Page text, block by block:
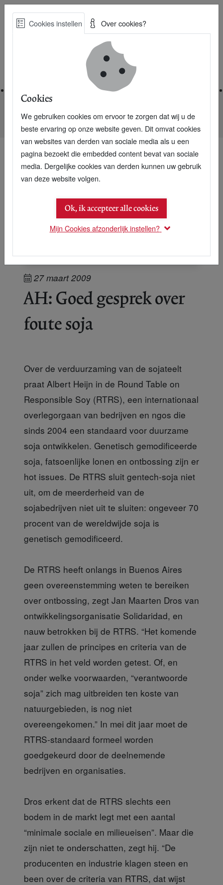
Skip
Best Practices voor een duurzame toekomst
Nieuwsarchief AH: Goed gesprek over foute soja
27 maart 2009
AH: Goed gesprek over
foute soja
Over de verduurzaming van de sojateelt
praat Albert Heijn in de Round Table on
Responsible Soy (RTRS), een internationaal
overlegorgaan van bedrijven en ngos die
sinds 2004 een standaard voor duurzame
soja ontwikkelen. Genetisch gemodificeerde
soja, fatsoenlijke lonen en ontbossing zijn er
hot issues. De RTRS sluit gentech-soja niet
uit, om de meerderheid van de
sojabedrijven niet uit te sluiten: ongeveer 70
procent van de wereldwijde soja is
genetisch gemodificeerd.
De RTRS heeft onlangs in Buenos Aires
geen overeenstemming weten te bereiken
over ontbossing, zegt Jan Maarten Dros van
ontwikkelingsorganisatie Solidaridad, en
nauw betrokken bij de RTRS. “Het komende
jaar zullen de principes en criteria van de
RTRS in het veld worden getest. Of, en
onder welke voorwaarden, “verantwoorde
soja” zich mag uitbreiden ten koste van
natuurgebieden, is nog niet
overeengekomen.” In mei dit jaar moet de
RTRS-standaard formeel worden
goedgekeurd door de deelnemende
bedrijven en organisaties.
Dros erkent dat de RTRS slechts een
bodem in de markt legt met een aantal
“minimale sociale en milieueisen”. Maar die
zijn niet te onderschatten, zegt hij. “De
producenten en industrie klagen steen en
been over de criteria van RTRS, dat wijst
Cookies instellen Over cookies?
Cookies
We gebruiken cookies om ervoor te zorgen dat wij u de
beste ervaring op onze website geven. Dit omvat cookies
van websites van derden van sociale media als u een
pagina bezoekt die embedded content bevat van sociale
media. Dergelijke cookies van derden kunnen uw gebruik
van deze website volgen.
Ok, ik accepteer alle cookies
Mijn Cookies afzonderlijk instellen?